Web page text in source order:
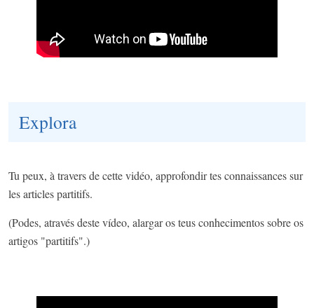
Explora
Tu peux, à travers de cette vidéo, approfondir tes connaissances sur
les articles partitifs.
(Podes, através deste vídeo, alargar os teus conhecimentos sobre os
artigos "partitifs".)